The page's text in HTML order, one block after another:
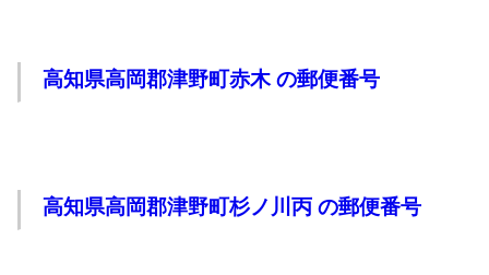
高知県高岡郡津野町赤木 の郵便番号
高知県高岡郡津野町杉ノ川丙 の郵便番号